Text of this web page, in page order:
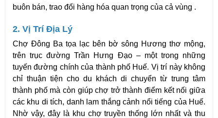
buôn bán, trao đổi hàng hóa quan trọng của cả vùng .
2. Vị Trí Địa Lý
Chợ Đông Ba tọa lạc bên bờ sông Hương thơ mộng,
trên trục đường Trần Hưng Đạo – một trong những
tuyến đường chính của thành phố Huế. Vị trí này không
chỉ thuận tiện cho du khách di chuyển từ trung tâm
thành phố mà còn giúp chợ trở thành điểm kết nối giữa
các khu di tích, danh lam thắng cảnh nổi tiếng của Huế.
Nhờ vậy, đây là khu chợ truyền thống lớn nhất và thu